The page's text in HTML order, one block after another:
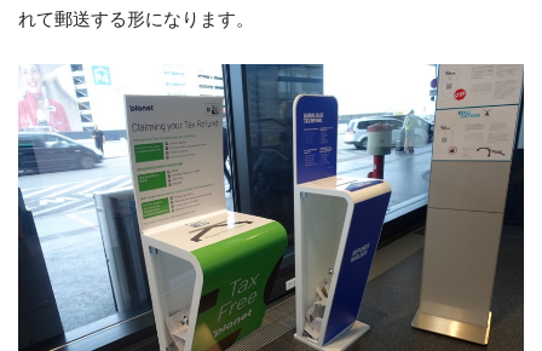
れて郵送する形になります。